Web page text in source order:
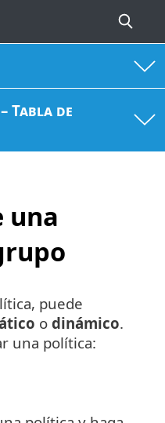
– Tabla de
una
puede
o dinámico.
una política: